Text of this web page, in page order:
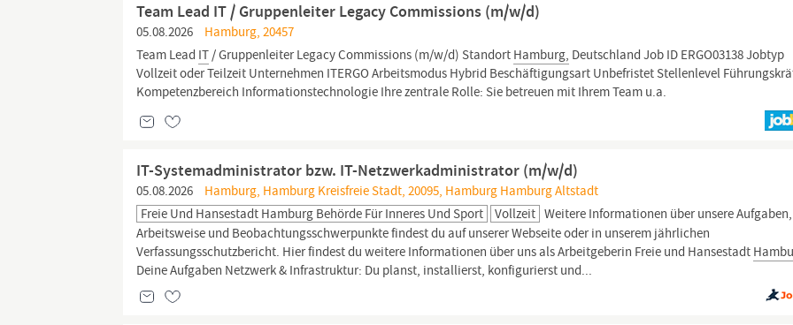
Team Lead IT / Gruppenleiter Legacy Commissions (m/w/d)
05.08.2026
Hamburg, 20457
Team Lead IT/ Gruppenleiter Legacy Commissions (m/w/d) Standort Hamburg, Deutschland Job ID ERGO03138 Jobtyp
Vollzeit oder Teilzeit Unternehmen ITERGO Arbeitsmodus Hybrid Beschäftigungsart Unbefristet Stellenlevel
Kompetenzbereich Informationstechnologie Ihre zentrale Rolle: Sie betreuen mit Ihrem Team u.a.
IT-Systemadministrator bzw. IT-Netzwerkadministrator (m/w/d)
05.08.2026
Hamburg, Hamburg Kreisfreie Stadt, 20095, Hamburg Hamburg Altstadt
Freie Und Hansestadt Hamburg Behörde Für Inneres Und Sport
Vollzeit Weitere Informationen über unsere Aufgaben,
Arbeitsweise und Beobachtungsschwerpunkte findest du auf unserer Webseite oder in unserem jährlichen
Verfassungsschutzbericht. Hier findest du weitere Informationen über uns als Arbeitgeberin Freie und Hansestadt
Deine Aufgaben Netzwerk & Infrastruktur: Du planst, installierst, konfigurierst und...